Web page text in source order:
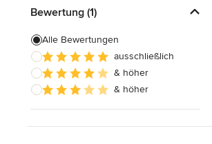
Gartenkamin-Bau
Schornsteinbau
Alle anzeigen
Bewertung (1)
Alle Bewertungen
ausschließlich
& höher
& höher